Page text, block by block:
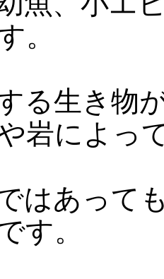
。
る生き物
岩によっ
はあって
す。